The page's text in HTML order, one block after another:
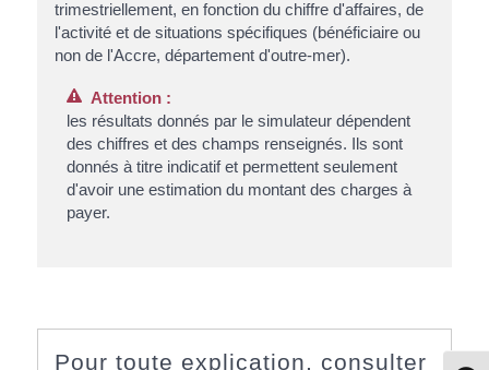
trimestriellement, en fonction du chiffre d'affaires, de
l'activité et de situations spécifiques (bénéficiaire ou
non de l'Accre, département d'outre-mer).
Attention :
les résultats donnés par le simulateur dépendent
des chiffres et des champs renseignés. Ils sont
donnés à titre indicatif et permettent seulement
d'avoir une estimation du montant des charges à
payer.
Pour toute explication, consulter